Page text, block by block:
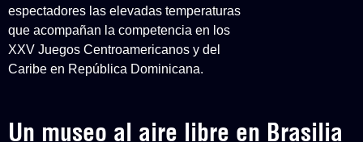
espectadores las elevadas temperaturas
que acompañan la competencia en los
XXV Juegos Centroamericanos y del
Caribe en República Dominicana.
Un museo al aire libre en Brasilia